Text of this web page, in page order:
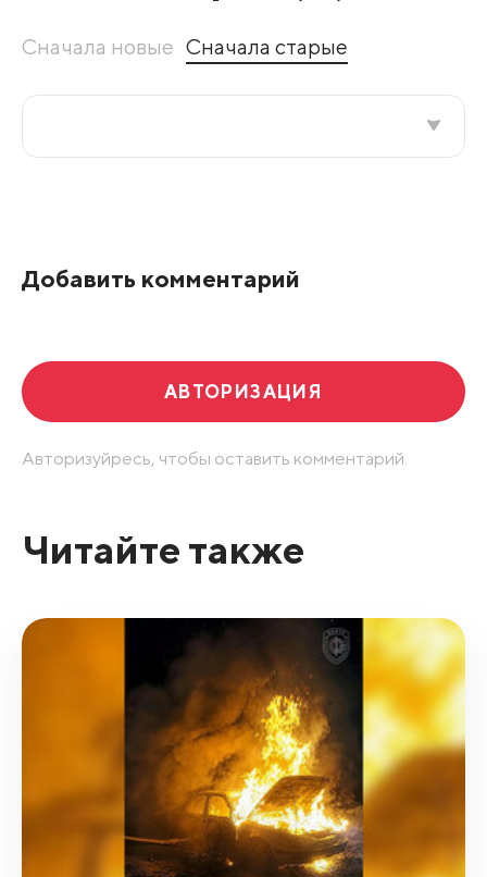
Сначала новые Сначала старые
Добавить комментарий
АВТОРИЗАЦИЯ
Авторизуйресь, чтобы оставить комментарий.
Читайте также